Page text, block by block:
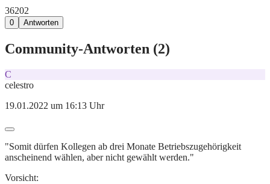
36202
0 Antworten
Community-Antworten (2)
C
celestro
19.01.2022 um 16:13 Uhr
"Somit dürfen Kollegen ab drei Monate Betriebszugehörigkeit
anscheinend wählen, aber nicht gewählt werden."
Vorsicht: